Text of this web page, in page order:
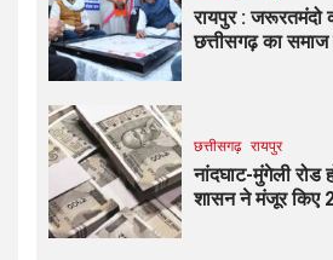
रायपुर : जरूरतमंदो
छत्तीसगढ़ का
छत्तीसगढ़ रायपुर
नांदघाट-मुंगेली रोड
शासन ने मंजूर किए